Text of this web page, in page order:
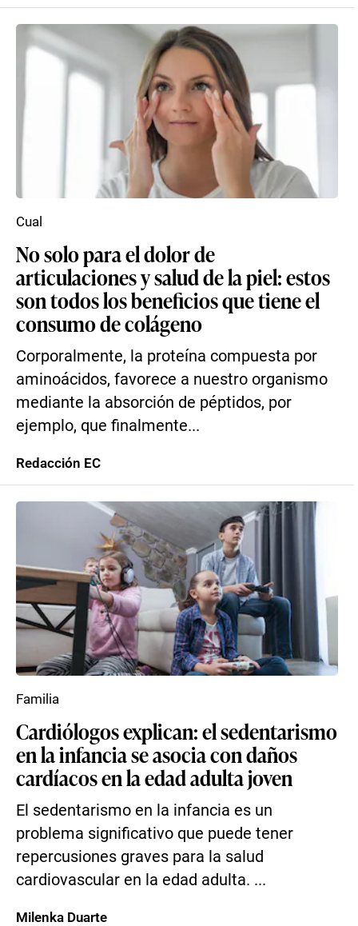
No solo para el dolor de
articulaciones y salud de la piel: estos
son todos los beneficios que tiene el
consumo de colágeno
Corporalmente, la proteína compuesta por
aminoácidos, favorece a nuestro organismo
mediante la absorción de péptidos, por
ejemplo, que finalmente...
Cual
Redacción EC
Cardiólogos explican: el sedentarismo
en la infancia se asocia con daños
cardíacos en la edad adulta joven
El sedentarismo en la infancia es un
problema significativo que puede tener
repercusiones graves para la salud
cardiovascular en la edad adulta. ...
Familia
Milenka Duarte